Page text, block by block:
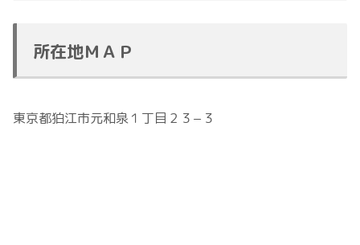
所在地ＭＡＰ
東京都狛江市元和泉１丁目２３−３